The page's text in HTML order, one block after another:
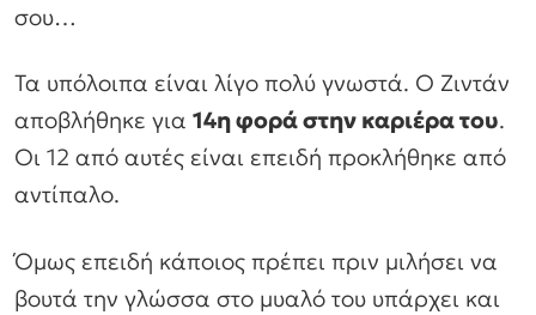
σου…
Τα υπόλοιπα είναι λίγο πολύ γνωστά. Ο Ζιντάν
αποβλήθηκε για 14η φορά στην καριέρα του.
Οι 12 από αυτές είναι επειδή προκλήθηκε από
αντίπαλο.
Όμως επειδή κάποιος πρέπει πριν μιλήσει να
βουτά την γλώσσα στο μυαλό του υπάρχει και